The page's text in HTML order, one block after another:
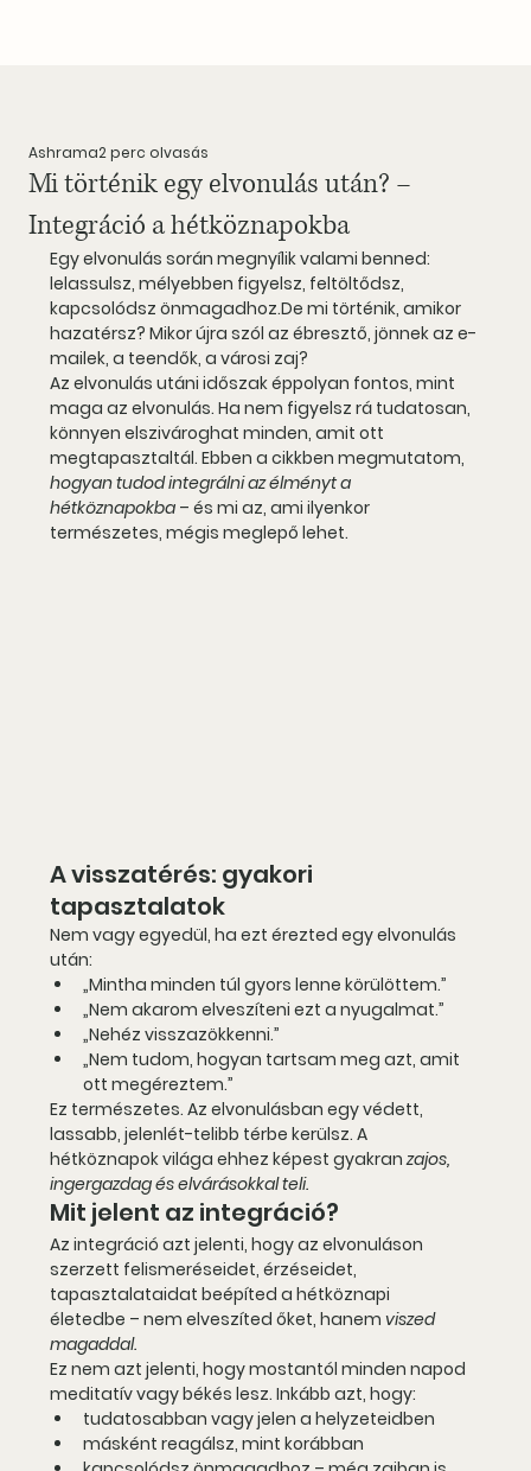
Mi történik egy elvonulás után? –
Integráció a hétköznapokba
Ashrama2 perc olvasás
Egy elvonulás során megnyílik valami benned:
lelassulsz, mélyebben figyelsz, feltöltődsz,
kapcsolódsz önmagadhoz.De mi történik, amikor
hazatérsz? Mikor újra szól az ébresztő, jönnek az e-
mailek, a teendők, a városi zaj?
Az elvonulás utáni időszak éppolyan fontos, mint
maga az elvonulás. Ha nem figyelsz rá tudatosan,
könnyen elszivároghat minden, amit ott
megtapasztaltál. Ebben a cikkben megmutatom,
hogyan tudod integrálni az élményt a
hétköznapokba – és mi az, ami ilyenkor
természetes, mégis meglepő lehet.
A visszatérés: gyakori
tapasztalatok
Nem vagy egyedül, ha ezt érezted egy elvonulás
után:
„Mintha minden túl gyors lenne körülöttem.”
„Nem akarom elveszíteni ezt a nyugalmat.”
„Nehéz visszazökkenni.”
„Nem tudom, hogyan tartsam meg azt, amit
ott megéreztem.”
Ez természetes. Az elvonulásban egy védett,
lassabb, jelenlét-telibb térbe kerülsz. A
hétköznapok világa ehhez képest gyakran zajos,
ingergazdag és elvárásokkal teli.
Mit jelent az integráció?
Az integráció azt jelenti, hogy az elvonuláson
szerzett felismeréseidet, érzéseidet,
tapasztalataidat beépíted a hétköznapi
életedbe – nem elveszíted őket, hanem viszed
magaddal.
Ez nem azt jelenti, hogy mostantól minden napod
meditatív vagy békés lesz. Inkább azt, hogy:
tudatosabban vagy jelen a helyzeteidben
másként reagálsz, mint korábban